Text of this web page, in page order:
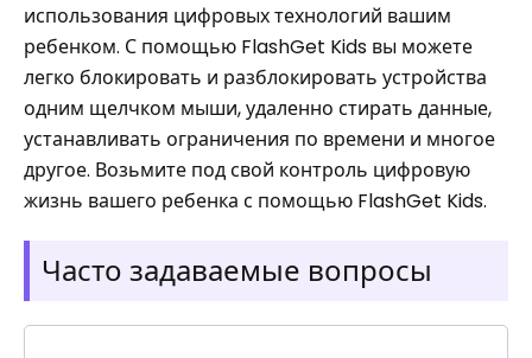
использования цифровых технологий вашим
ребенком. С помощью FlashGet Kids вы можете
легко блокировать и разблокировать устройства
одним щелчком мыши, удаленно стирать данные,
устанавливать ограничения по времени и многое
другое. Возьмите под свой контроль цифровую
жизнь вашего ребенка с помощью FlashGet Kids.
Часто задаваемые вопросы